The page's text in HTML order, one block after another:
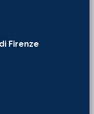
Firenze